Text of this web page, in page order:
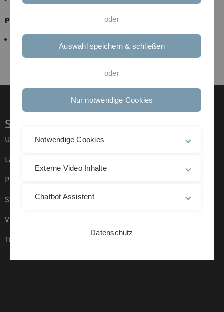
Praktikum
WiMa-Praktikum 2 OR (Bruhn-Fujimoto, Rautenbach,
Service
Universität von A–Z
Lagepläne
Presse
Stellenangebote
Veranstaltungskalender
Telefonverzeichnis
oder
Auswahl speichern & schließen
oder
Nur notwendige Cookies
Notwendige Cookies
Externe Video Inhalte
Chatbot Assistent
Datenschutz